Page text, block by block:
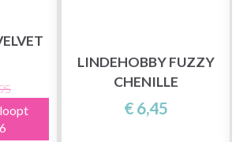
LINDEHOBBY FUZZY
CHENILLE
€ 6,45